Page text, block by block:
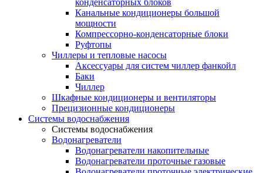
конденсаторных блоков
Канальные кондиционеры большой
мощности
Компрессорно-конденсаторные блоки
Руфтопы
Чиллеры и тепловые насосы
Аксессуары для систем чиллер фанкойл
Баки
Чиллер
Шкафные кондиционеры и вентиляторы
Прецизионные кондиционеры
Системы водоснабжения
Системы водоснабжения
Водонагреватели
Водонагреватели накопительные
Водонагреватели проточные газовые